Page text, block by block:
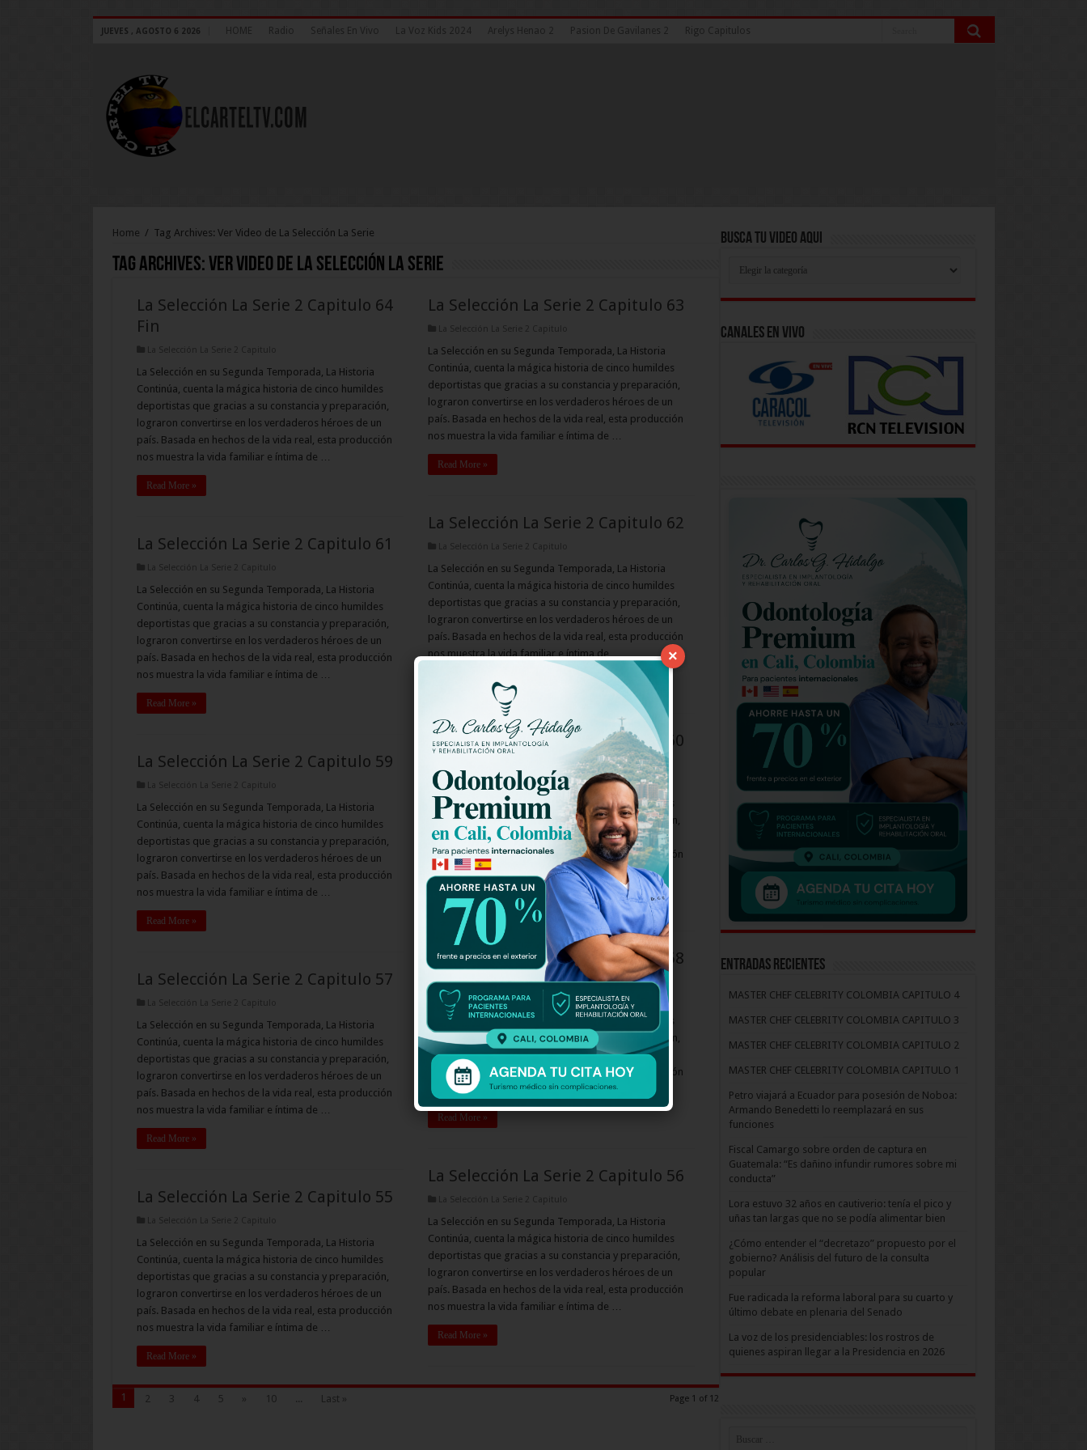
JUEVES , AGOSTO 6 2026 HOME Radio Señales En Vivo La Voz Kids 2024 Arelys Henao 2 Pasion De Gavilanes 2 Rigo Capitulos
Home / Tag Archives: Ver Video de La Selección La Serie
Tag Archives: Ver Video de La Selección La Serie
La Selección La Serie 2 Capitulo 64
Fin
La Selección La Serie 2 Capitulo
La Selección en su Segunda Temporada, La Historia
Continúa, cuenta la mágica historia de cinco humildes
deportistas que gracias a su constancia y preparación,
lograron convertirse en los verdaderos héroes de un
país. Basada en hechos de la vida real, esta producción
nos muestra la vida familiar e íntima de …
Read More »
La Selección La Serie 2 Capitulo 63
La Selección La Serie 2 Capitulo
La Selección en su Segunda Temporada, La Historia
Continúa, cuenta la mágica historia de cinco humildes
deportistas que gracias a su constancia y preparación,
lograron convertirse en los verdaderos héroes de un
país. Basada en hechos de la vida real, esta producción
nos muestra la vida familiar e íntima de …
Read More »
La Selección La Serie 2 Capitulo 62
La Selección La Serie 2 Capitulo
La Selección en su Segunda Temporada, La Historia
Continúa, cuenta la mágica historia de cinco humildes
deportistas que gracias a su constancia y preparación,
lograron convertirse en los verdaderos héroes de un
país. Basada en hechos de la vida real, esta producción
nos muestra la vida familiar e íntima de …
La Selección La Serie 2 Capitulo 61
La Selección La Serie 2 Capitulo
La Selección en su Segunda Temporada, La Historia
Continúa, cuenta la mágica historia de cinco humildes
deportistas que gracias a su constancia y preparación,
lograron convertirse en los verdaderos héroes de un
país. Basada en hechos de la vida real, esta producción
nos muestra la vida familiar e íntima de …
Read More »
La Selección La Serie 2 Capitulo 60
La Selección en su Segunda Temporada, La Historia
Continúa, cuenta la mágica historia de cinco humildes
deportistas que gracias a su constancia y preparación,
lograron convertirse en los verdaderos héroes de un
país. Basada en hechos de la vida real, esta producción
nos muestra la vida familiar e íntima de …
Read More »
La Selección La Serie 2 Capitulo 59
La Selección La Serie 2 Capitulo
La Selección en su Segunda Temporada, La Historia
Continúa, cuenta la mágica historia de cinco humildes
deportistas que gracias a su constancia y preparación,
lograron convertirse en los verdaderos héroes de un
país. Basada en hechos de la vida real, esta producción
nos muestra la vida familiar e íntima de …
Read More »
La Selección La Serie 2 Capitulo 58
La Selección La Serie 2 Capitulo
La Selección en su Segunda Temporada, La Historia
Continúa, cuenta la mágica historia de cinco humildes
deportistas que gracias a su constancia y preparación,
lograron convertirse en los verdaderos héroes de un
país. Basada en hechos de la vida real, esta producción
nos muestra la vida familiar e íntima de …
Read More »
La Selección La Serie 2 Capitulo 57
La Selección La Serie 2 Capitulo
La Selección en su Segunda Temporada, La Historia
Continúa, cuenta la mágica historia de cinco humildes
deportistas que gracias a su constancia y preparación,
lograron convertirse en los verdaderos héroes de un
país. Basada en hechos de la vida real, esta producción
nos muestra la vida familiar e íntima de …
Read More »
La Selección La Serie 2 Capitulo 56
La Selección La Serie 2 Capitulo
La Selección en su Segunda Temporada, La Historia
Continúa, cuenta la mágica historia de cinco humildes
deportistas que gracias a su constancia y preparación,
lograron convertirse en los verdaderos héroes de un
país. Basada en hechos de la vida real, esta producción
nos muestra la vida familiar e íntima de …
Read More »
La Selección La Serie 2 Capitulo 55
La Selección La Serie 2 Capitulo
La Selección en su Segunda Temporada, La Historia
Continúa, cuenta la mágica historia de cinco humildes
deportistas que gracias a su constancia y preparación,
lograron convertirse en los verdaderos héroes de un
país. Basada en hechos de la vida real, esta producción
nos muestra la vida familiar e íntima de …
Read More »
Page 1 of 12
1 2 3 4 5 » 10 ... Last »
Busca Tu Video Aqui
Aqui
Canales En Vivo
Entradas recientes
MASTER CHEF CELEBRITY COLOMBIA CAPITULO 4
MASTER CHEF CELEBRITY COLOMBIA CAPITULO 3
MASTER CHEF CELEBRITY COLOMBIA CAPITULO 2
MASTER CHEF CELEBRITY COLOMBIA CAPITULO 1
Petro viajará a Ecuador para posesión de Noboa:
Armando Benedetti lo reemplazará en sus
funciones
Fiscal Camargo sobre orden de captura en
Guatemala: “Es dañino infundir rumores sobre mi
conducta”
Lora estuvo 32 años en cautiverio: tenía el pico y
uñas tan largas que no se podía alimentar bien
¿Cómo entender el “decretazo” propuesto por el
gobierno? Análisis del futuro de la consulta
popular
Fue radicada la reforma laboral para su cuarto y
último debate en plenaria del Senado
La voz de los presidenciables: los rostros de
quienes aspiran llegar a la Presidencia en 2026
×